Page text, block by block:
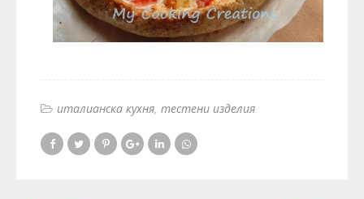
италианска кухня тестени изделия